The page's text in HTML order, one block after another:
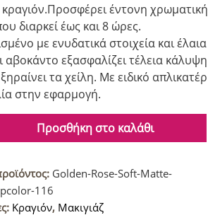
έντονη χρωματική
διαρκεί έως και 8 ώρες.
με ενυδατικά στοιχεία και έλαια
αβοκάντο εξασφαλίζει τέλεια κάλυψη
τα χείλη. Με ειδικό απλικατέρ
στην εφαρμογή.
Προσθήκη στο καλάθι
Golden-Rose-Soft-Matte-
116
Κραγιόν, Μακιγιάζ